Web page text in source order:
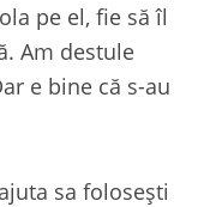
pe el, fie să îl
Am destule
e bine că s-au
sa folosești